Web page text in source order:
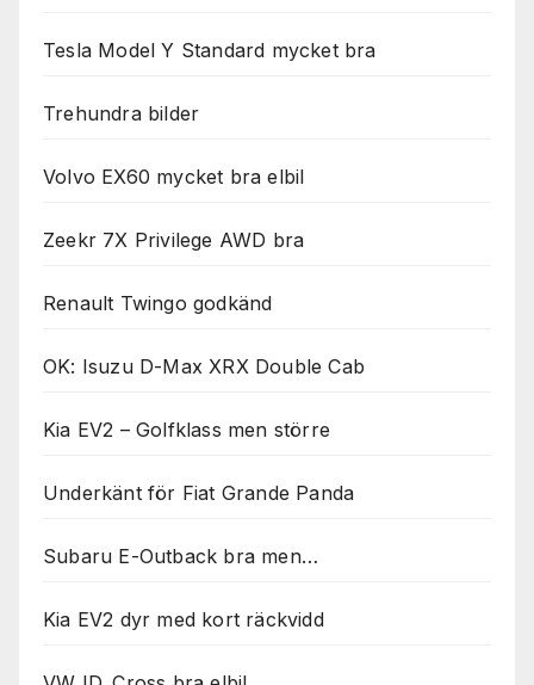
Tesla Model Y Standard mycket bra
Trehundra bilder
Volvo EX60 mycket bra elbil
Zeekr 7X Privilege AWD bra
Renault Twingo godkänd
OK: Isuzu D-Max XRX Double Cab
Kia EV2 – Golfklass men större
Underkänt för Fiat Grande Panda
Subaru E-Outback bra men…
Kia EV2 dyr med kort räckvidd